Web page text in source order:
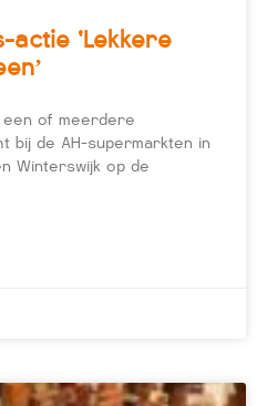
actie ‘Lekkere
een of meerdere
bij de AH-supermarkten in
Winterswijk op de